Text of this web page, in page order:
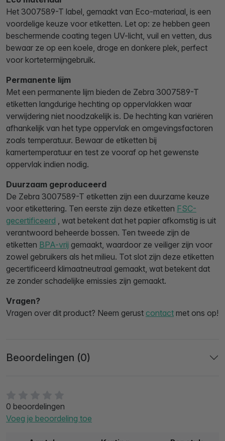
0 beoordelingen
Voeg je beoordeling toe
Het 3007589-T label, gemaakt van Eco-materiaal, is een
voordelige keuze voor etiketten. Let op: ze hebben geen
beschermende coating tegen UV-licht, vuil en vetten, dus
bewaar ze op een koele, droge en donkere plek, perfect
voor kortetermijngebruik.
Permanente lijm
Met een permanente lijm bieden de Zebra 3007589-T
etiketten langdurige hechting op oppervlakken waar
verwijdering niet noodzakelijk is. De hechting kan variëren
afhankelijk van het type oppervlak en omgevingsfactoren
zoals temperatuur. Bewaar de etiketten bij
kamertemperatuur en test ze vooraf op het gewenste
oppervlak indien nodig.
Duurzaam geproduceerd
De Zebra 3007589-T etiketten zijn een duurzame keuze
voor etikettering. Ten eerste zijn deze etiketten FSC-
gecertificeerd , wat betekent dat het papier afkomstig is uit
verantwoord beheerde bossen. Ten tweede zijn de
etiketten BPA-vrij gemaakt, waardoor ze veiliger zijn voor
zowel gebruikers als het milieu. Tot slot zijn deze etiketten
gecertificeerd klimaatneutraal gemaakt, wat betekent dat
ze zonder schadelijke emissies zijn gemaakt.
Vragen?
Vragen over dit product? Neem gerust contact met ons op!
Beoordelingen (0)